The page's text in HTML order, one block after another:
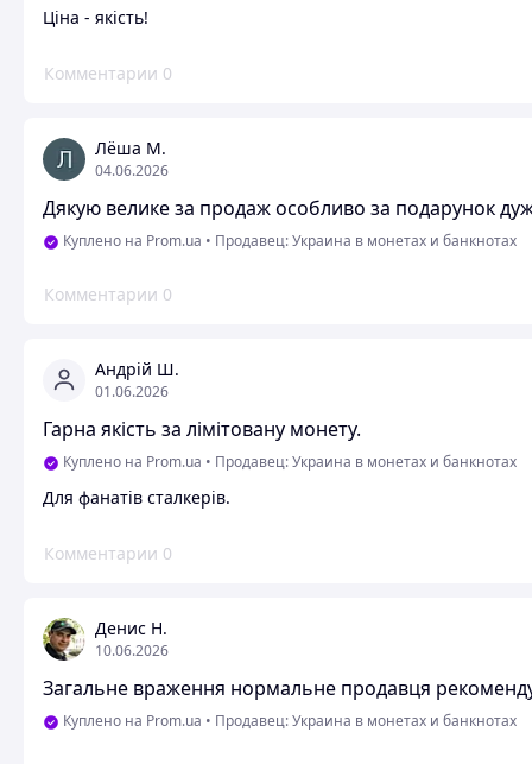
Ціна - якість!
Комментарии 0
Лёша М.
04.06.2026
Дякую велике за продаж особливо за подарунок
Куплено на Prom.ua • Продавец: Украина в монетах и ​​банкнотах
Комментарии 0
Андрій Ш.
01.06.2026
Гарна якість за лімітовану монету.
Куплено на Prom.ua • Продавец: Украина в монетах и ​​банкнотах
Для фанатів сталкерів.
Комментарии 0
Денис Н.
10.06.2026
Загальне враження нормальне продавця
Куплено на Prom.ua • Продавец: Украина в монетах и ​​банкнотах